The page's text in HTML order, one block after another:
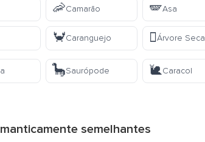
🦐Camarão 🪽Asa
🦀Caranguejo 🪾Árvore Seca
🦕Saurópode 🐌Caracol
semelhantes